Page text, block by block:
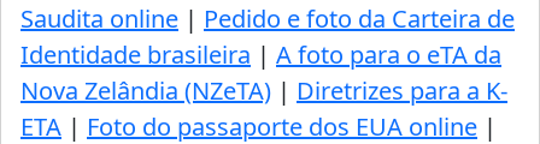
Saudita online | Pedido e foto da Carteira de
Identidade brasileira | A foto para o eTA da
Nova Zelândia (NZeTA) | Diretrizes para a K-
ETA | Foto do passaporte dos EUA online |